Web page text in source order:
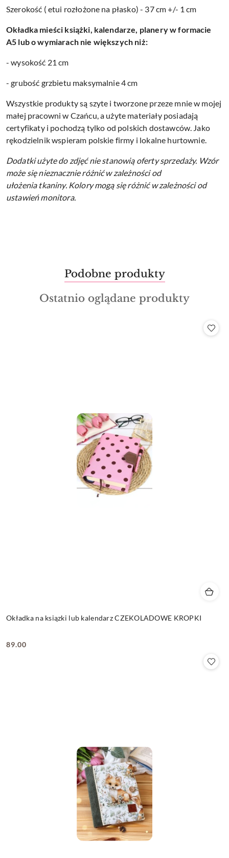
Szerokość ( etui rozłożone na płasko) - 37 cm +/- 1 cm
Okładka mieści książki, kalendarze, planery w formacie
A5 lub o wymiarach nie większych niż:
- wysokość 21 cm
- grubość grzbietu maksymalnie 4 cm
Wszystkie produkty są szyte i tworzone przeze mnie w mojej
małej pracowni w Czańcu, a użyte materiały posiadają
certyfikaty i pochodzą tylko od polskich dostawców. Jako
rękodzielnik wspieram polskie firmy i lokalne hurtownie.
Dodatki użyte do zdjęć nie stanowią oferty sprzedaży. Wzór
może się nieznacznie różnić w zależności od
ułożenia tkaniny. Kolory mogą się różnić w zależności od
ustawień monitora.
Pomiń karuzelę produktów
Produkty
o
statusie:
Podobne produkty
Produkty
Ostatnio oglądane produkty
Okładka na ksiązki lub kalendarz CZEKOLADOWE KROPKI
Cena:
89.00